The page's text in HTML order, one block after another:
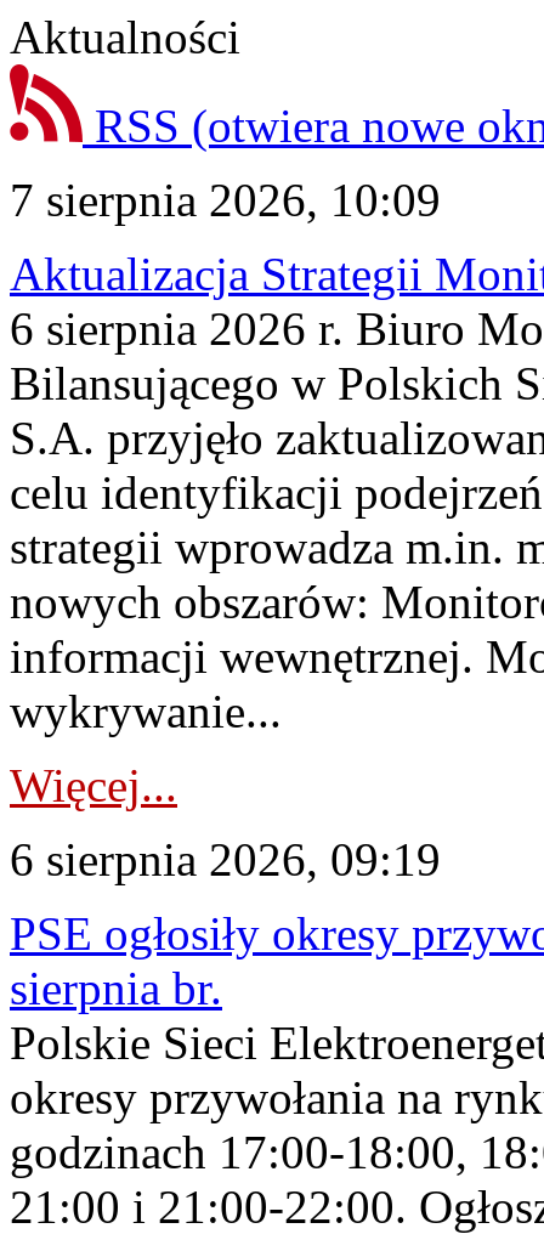
Aktualności
RSS (otwiera nowe
7 sierpnia 2026, 10:09
Aktualizacja Strategii
6 sierpnia 2026 r. Biuro
Bilansującego w Polskich
S.A. przyjęło
celu identyfikacji
strategii wprowadza m.in.
nowych obszarów:
informacji wewnętrznej.
wykrywanie...
Więcej...
6 sierpnia 2026, 09:19
PSE ogłosiły okresy
sierpnia br.
Polskie Sieci
okresy przywołania na
godzinach 17:00-18:00,
21:00 i 21:00-22:00.